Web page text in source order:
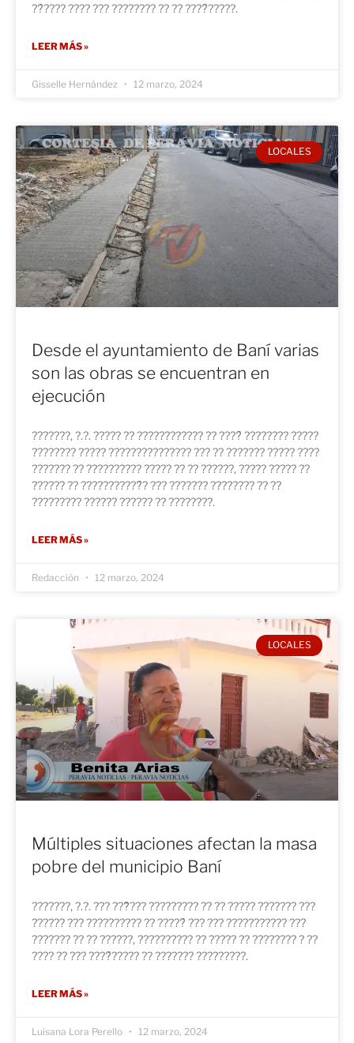
??́???? ???? ??? ???????? ?? ?? ????́?????.
LEER MÁS »
Gisselle Hernández 12 marzo, 2024
LOCALES
Desde el ayuntamiento de Baní varias
son las obras se encuentran en
ejecución
???????, ?.?. ????? ?? ???????????? ?? ????́ ???????? ?????
???????? ????? ??????????????? ??? ?? ??????? ????? ????
??????? ?? ?????????? ????? ?? ?? ??????, ????? ????? ??
?????? ?? ???????????́? ??? ??????? ???????? ?? ??
????????? ?????? ?????? ?? ????????.
LEER MÁS »
Redacción 12 marzo, 2024
LOCALES
Múltiples situaciones afectan la masa
pobre del municipio Baní
???????, ?.?. ??? ???̃??? ????????? ?? ?? ????? ??????? ???
?????? ??? ?????????? ?? ?????́ ??? ??? ??????????? ???
??????? ?? ?? ??????, ?????????? ?? ????? ?? ???????? ? ??
???? ?? ??? ????́????? ?? ??????? ?????????.
LEER MÁS »
Luisana Lora Perello 12 marzo, 2024